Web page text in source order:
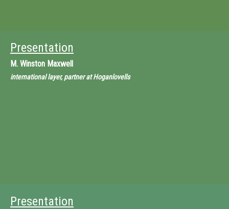
Presentation
M. Winston Maxwell
international layer, partner at Hoganlovells
Presentation